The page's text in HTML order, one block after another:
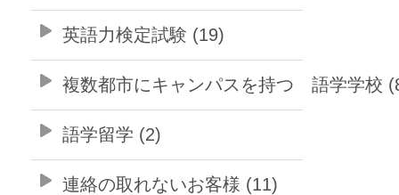
英語力検定試験 (19)
複数都市にキャンパスを持つ 語学学校
語学留学 (2)
連絡の取れないお客様 (11)